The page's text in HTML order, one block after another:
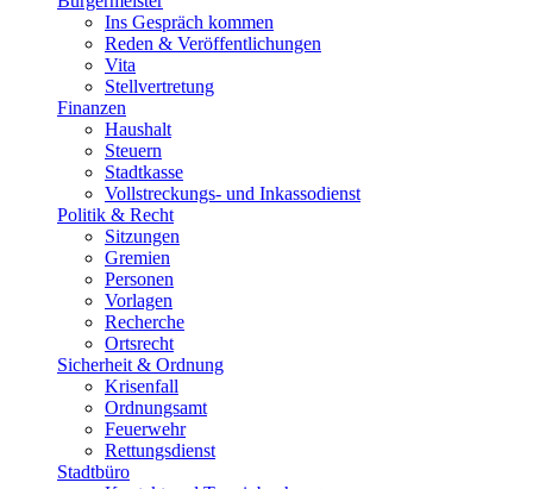
Ins Gespräch kommen
Reden & Veröffentlichungen
Vita
Stellvertretung
Finanzen
Haushalt
Steuern
Stadtkasse
Vollstreckungs- und Inkassodienst
Politik & Recht
Sitzungen
Gremien
Personen
Vorlagen
Recherche
Ortsrecht
Sicherheit & Ordnung
Krisenfall
Ordnungsamt
Feuerwehr
Rettungsdienst
Stadtbüro